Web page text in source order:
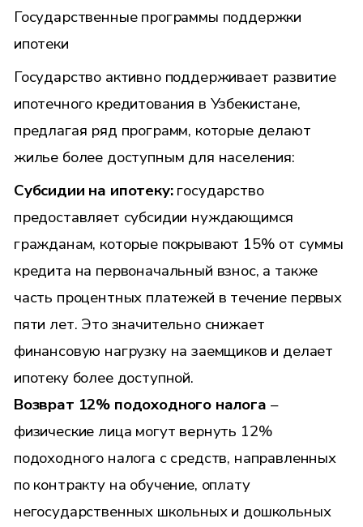
Государственные программы поддержки
ипотеки
Государство активно поддерживает развитие
ипотечного кредитования в Узбекистане,
предлагая ряд программ, которые делают
жилье более доступным для населения:
Субсидии на ипотеку:государство
предоставляет субсидии нуждающимся
гражданам, которые покрывают 15% от суммы
кредита на первоначальный взнос, а также
часть процентных платежей в течение первых
пяти лет. Это значительно снижает
финансовую нагрузку на заемщиков и делает
ипотеку более доступной.
Возврат 12% подоходного налога –
физические лица могут вернуть 12%
подоходного налога с средств, направленных
по контракту на обучение, оплату
негосударственных школьных и дошкольных